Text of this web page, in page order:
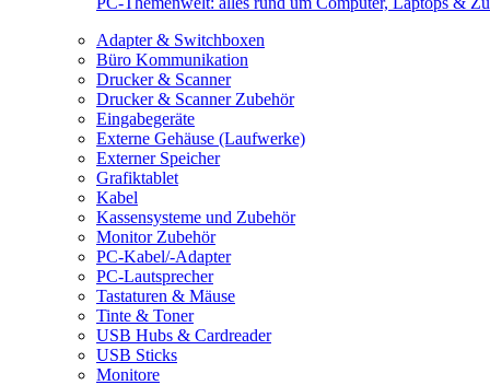
Adapter & Switchboxen
Büro Kommunikation
Drucker & Scanner
Drucker & Scanner Zubehör
Eingabegeräte
Externe Gehäuse (Laufwerke)
Externer Speicher
Grafiktablet
Kabel
Kassensysteme und Zubehör
Monitor Zubehör
PC-Kabel/-Adapter
PC-Lautsprecher
Tastaturen & Mäuse
Tinte & Toner
USB Hubs & Cardreader
USB Sticks
Monitore